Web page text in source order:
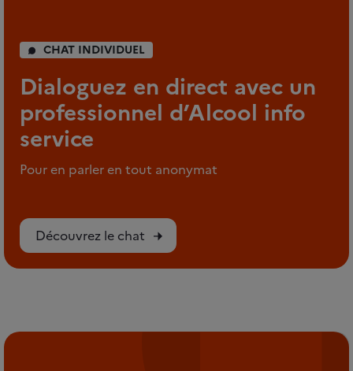
CHAT INDIVIDUEL
Dialoguez en direct avec un
professionnel d’Alcool info
service
Pour en parler en tout anonymat
Découvrez le chat